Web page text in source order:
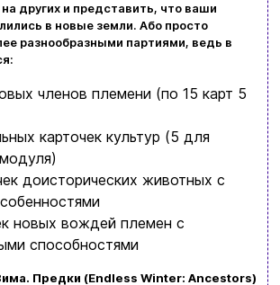
других и представить, что ваши
в новые земли. Або просто
разнообразными партиями, ведь в
членов племени (по 15 карт 5
карточек культур (5 для
доисторических животных с
новых вождей племен с
способностями
Предки (Endless Winter: Ancestors)
+380634324164
Язык сайта:
UAㅤ